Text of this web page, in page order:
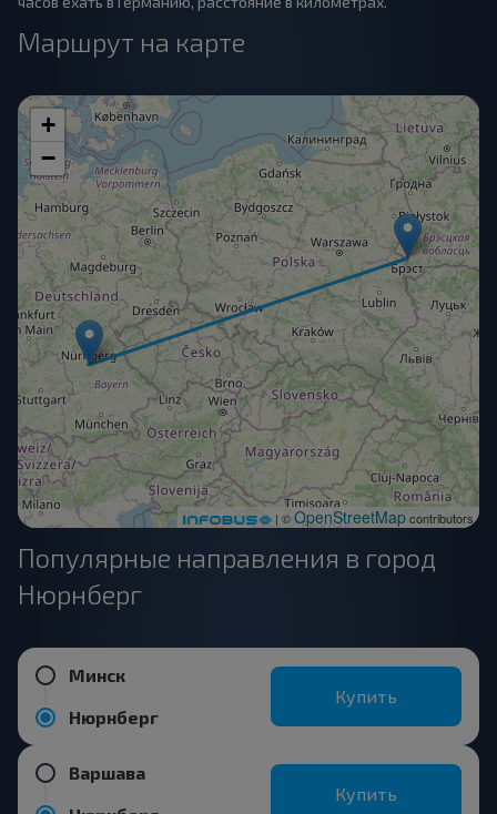
Маршрут на карте
+
−
| ©OpenStreetMapcontributors
Популярные направления в город
Нюрнберг
Минск
Нюрнберг
Купить
Варшава
Купить